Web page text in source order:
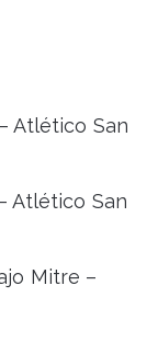
Atlético San
Atlético San
Mitre –